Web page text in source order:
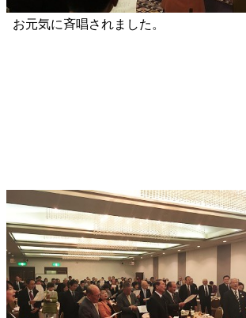
お元気に斉唱されました。